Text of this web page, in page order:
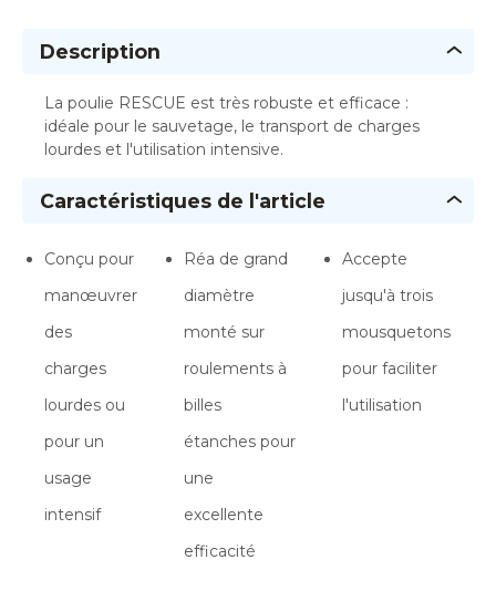
Description
La poulie RESCUE est très robuste et efficace :
idéale pour le sauvetage, le transport de charges
lourdes et l'utilisation intensive.
Caractéristiques de l'article
Conçu pour
manœuvrer
des
charges
lourdes ou
pour un
usage
intensif
Réa de grand
diamètre
monté sur
roulements à
billes
étanches pour
une
excellente
efficacité
Accepte
jusqu'à trois
mousquetons
pour faciliter
l'utilisation